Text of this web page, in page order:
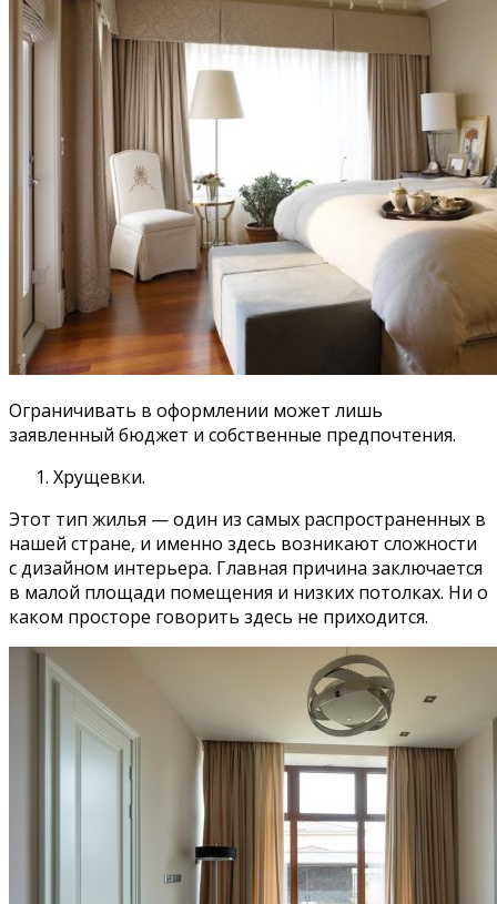
Ограничивать в оформлении может лишь
заявленный бюджет и собственные предпочтения.
Хрущевки.
Этот тип жилья — один из самых распространенных в
нашей стране, и именно здесь возникают сложности
с дизайном интерьера. Главная причина заключается
в малой площади помещения и низких потолках. Ни о
каком просторе говорить здесь не приходится.